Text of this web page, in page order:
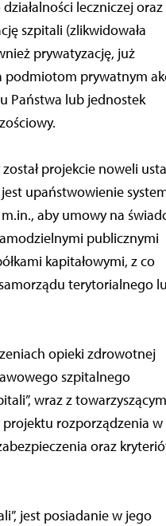
leczniczej oraz
szpitali (zlikwidowała
prywatyzację, już
podmiotom prywatnym
Państwa lub jednostek
projekcie noweli
upaństwowienie
aby umowy na
publicznymi
kapitałowymi, z co
terytorialnego
opieki zdrowotnej
szpitalnego
wraz z
rozporządzenia w
oraz
jest posiadanie w jego